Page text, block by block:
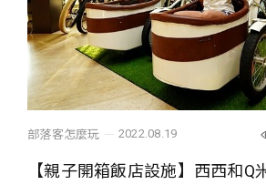
部落客怎麼玩 2022.08.19